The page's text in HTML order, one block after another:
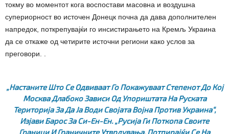
токму во моментот кога воспостави масовна и воздушна
супериорност во источен Донецк почна да дава дополнителен
напредок, поткрепувајќи го инсистирањето на Кремљ Украина
да се откаже од четирите источни региони како услов за
преговори. .
„Настаните Што Се Одвиваат Го Покажуваат Степенот До Кој
Москва Длабоко Зависи Од Упориштата На Руската
Територија За Да Ја Води Својата Војна Против Украина“,
Изјави Барос За Си-Ен-Ен. „Русија Ги Поткопа Своите
Граници И Граничните Утврдувања, Потпирајќи Се На